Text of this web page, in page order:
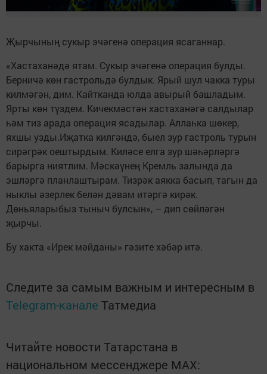
Җырчының сукыр эчәгенә операция ясаганнар.
«Хастаханәдә ятам. Сукыр эчәгенә операция булды.
Берничә көн гастрольдә булдык. Ярый шул чакка туры
килмәгән, дим. Кайтканда юлда авырый башладым.
Ярты көн түздем. Кичекмәстән хастаханәгә салдылар
һәм тиз арада операция ясадылар. Аллаһка шөкер,
яхшы узды.Иҗатка килгәндә, быел зур гастроль турын
сирәгрәк оештырдым. Киләсе елга зур шәһәрләргә
барырга ниятлим. Мәскәүнең Кремль залында да
эшләргә планлаштырам. Тизрәк аякка басып, тагын да
ныклы әзерлек белән дәвам итәргә кирәк.
Дөньяларыбыз тыныч булсын», – дип сөйләгән
җырчы.
Бу хакта «Ирек мәйданы» гәзите хәбәр итә.
Следите за самым важным и интересным в
Telegram-канале Татмедиа
Читайте новости Татарстана в
национальном мессенджере MАХ: